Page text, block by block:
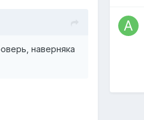
наверняка